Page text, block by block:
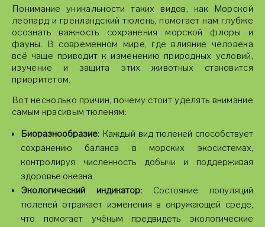
Понимание уникальности таких видов, как Морской
леопард и гренландский тюлень, помогает нам глубже
осознать важность сохранения морской флоры и
фауны. В современном мире, где влияние человека
всё чаще приводит к изменению природных условий,
изучение и защита этих животных становится
приоритетом.
Вот несколько причин, почему стоит уделять внимание
самым красивым тюленям:
Биоразнообразие: Каждый вид тюленей способствует
сохранению баланса в морских экосистемах,
контролируя численность добычи и поддерживая
здоровье океана.
Экологический индикатор: Состояние популяций
тюленей отражает изменения в окружающей среде,
что помогает учёным предвидеть экологические